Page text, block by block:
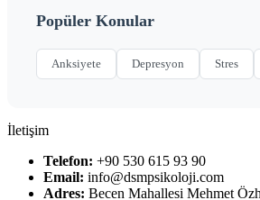
Popüler Konular
Anksiyete Depresyon Stres
İletişim
Telefon: +90 530 615 93 90
Email: info@dsmpsikoloji.com
Adres: Becen Mahallesi Mehmet